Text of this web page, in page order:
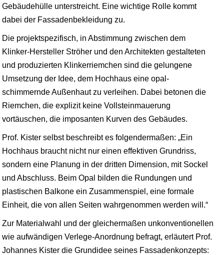
Gebäudehülle unterstreicht. Eine wichtige Rolle kommt
dabei der Fassadenbekleidung zu.
Die projektspezifisch, in Abstimmung zwischen dem
Klinker-Hersteller Ströher und den Architekten gestalteten
und produzierten Klinkerriemchen sind die gelungene
Umsetzung der Idee, dem Hochhaus eine opal-
schimmernde Außenhaut zu verleihen. Dabei betonen die
Riemchen, die explizit keine Vollsteinmauerung
vortäuschen, die imposanten Kurven des Gebäudes.
Prof. Kister selbst beschreibt es folgendermaßen: „Ein
Hochhaus braucht nicht nur einen effektiven Grundriss,
sondern eine Planung in der dritten Dimension, mit Sockel
und Abschluss. Beim Opal bilden die Rundungen und
plastischen Balkone ein Zusammenspiel, eine formale
Einheit, die von allen Seiten wahrgenommen werden will.“
Zur Materialwahl und der gleichermaßen unkonventionellen
wie aufwändigen Verlege-Anordnung befragt, erläutert Prof.
Johannes Kister die Grundidee seines Fassadenkonzepts: